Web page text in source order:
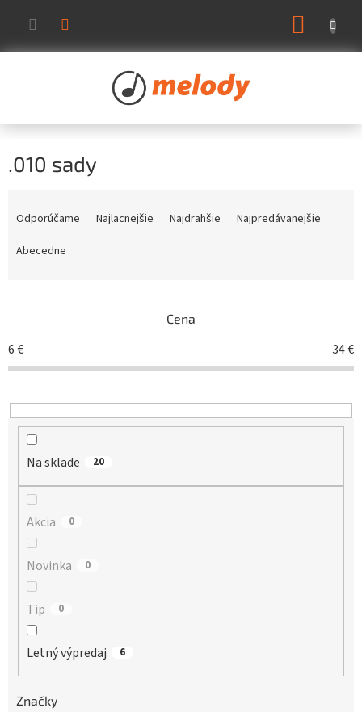
obsah
.010 sady
o
d
Odporúčame Najlacnejšie Najdrahšie
Najpredávanejšie
Abecedne
Cena
6€ 34€
Na sklade 20
Akcia 0
Novinka 0
Tip 0
Letný výpredaj 6
Značky